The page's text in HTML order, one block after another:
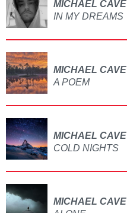
MICHAEL CAVE
IN MY DREAMS
MICHAEL CAVE
A POEM
MICHAEL CAVE
COLD NIGHTS
MICHAEL CAVE